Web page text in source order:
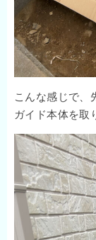
こんな感じで、
ガイド本体を取